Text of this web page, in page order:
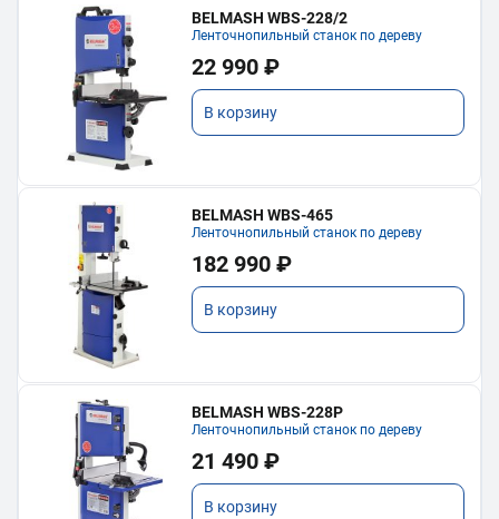
BELMASH WBS-228/2
Ленточнопильный станок по дереву
22 990 ₽
В корзину
BELMASH WBS-465
Ленточнопильный станок по дереву
182 990 ₽
В корзину
BELMASH WBS-228P
Ленточнопильный станок по дереву
21 490 ₽
В корзину